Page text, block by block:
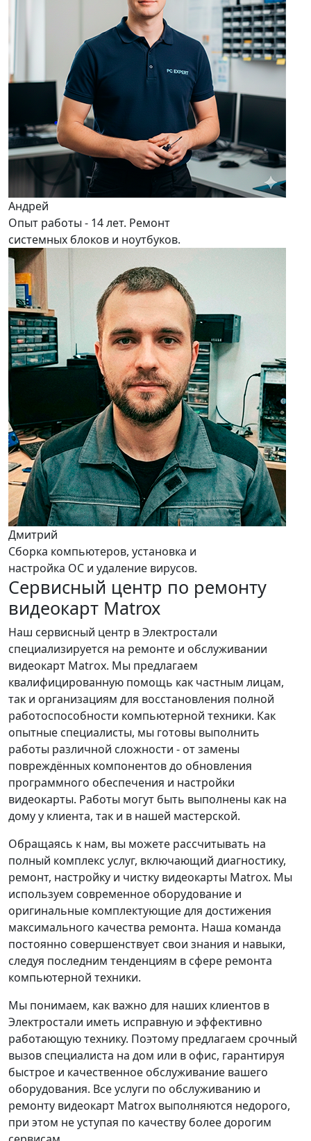
Андрей
Опыт работы - 14 лет. Ремонт
системных блоков и ноутбуков.
Дмитрий
Сборка компьютеров, установка и
настройка ОС и удаление вирусов.
Сервисный центр по ремонту
видеокарт Matrox
Наш сервисный центр в Электростали
специализируется на ремонте и обслуживании
видеокарт Matrox. Мы предлагаем
квалифицированную помощь как частным лицам,
так и организациям для восстановления полной
работоспособности компьютерной техники. Как
опытные специалисты, мы готовы выполнить
работы различной сложности - от замены
повреждённых компонентов до обновления
программного обеспечения и настройки
видеокарты. Работы могут быть выполнены как на
дому у клиента, так и в нашей мастерской.
Обращаясь к нам, вы можете рассчитывать на
полный комплекс услуг, включающий диагностику,
ремонт, настройку и чистку видеокарты Matrox. Мы
используем современное оборудование и
оригинальные комплектующие для достижения
максимального качества ремонта. Наша команда
постоянно совершенствует свои знания и навыки,
следуя последним тенденциям в сфере ремонта
компьютерной техники.
Мы понимаем, как важно для наших клиентов в
Электростали иметь исправную и эффективно
работающую технику. Поэтому предлагаем срочный
вызов специалиста на дом или в офис, гарантируя
быстрое и качественное обслуживание вашего
оборудования. Все услуги по обслуживанию и
ремонту видеокарт Matrox выполняются недорого,
при этом не уступая по качеству более дорогим